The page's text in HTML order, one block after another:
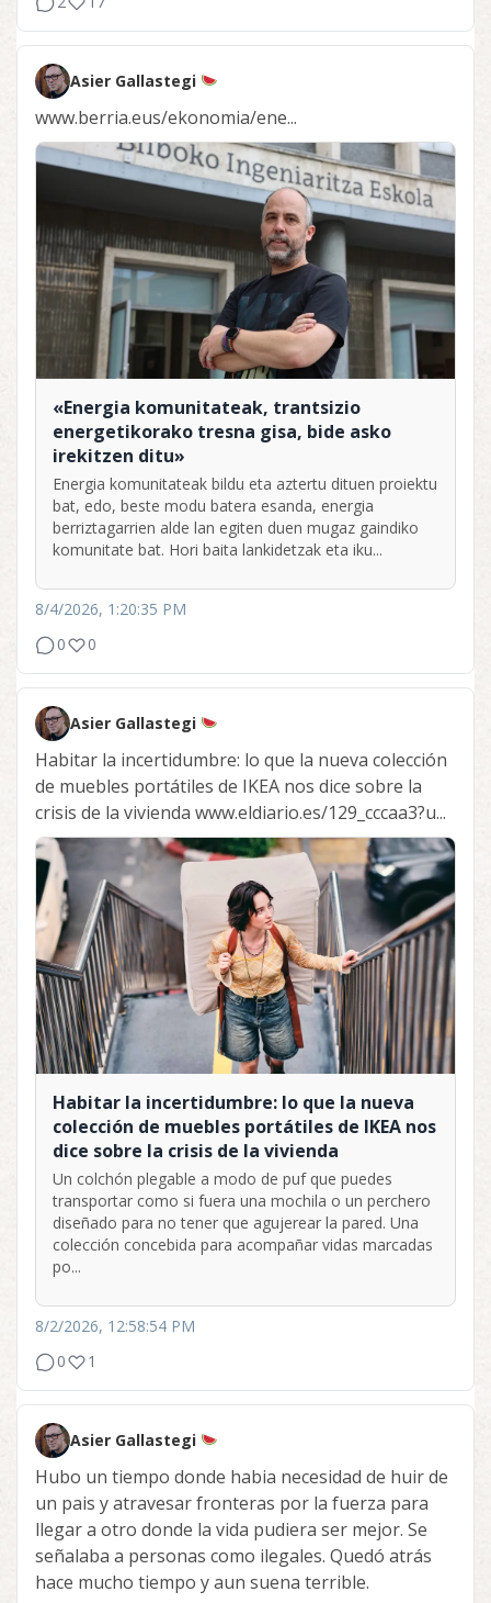
Asier Gallastegi
www.berria.eus/ekonomia/ene...
«Energia komunitateak, trantsizio
energetikorako tresna gisa, bide asko
irekitzen ditu»
Energia komunitateak bildu eta aztertu dituen proiektu
bat, edo, beste modu batera esanda, energia
berriztagarrien alde lan egiten duen mugaz gaindiko
komunitate bat. Hori baita lankidetzak eta iku...
8/4/2026, 1:20:35 PM
0
0
Asier Gallastegi
Habitar la incertidumbre: lo que la nueva colección
de muebles portátiles de IKEA nos dice sobre la
crisis de la vivienda www.eldiario.es/129_cccaa3?u...
Habitar la incertidumbre: lo que la nueva
colección de muebles portátiles de IKEA nos
dice sobre la crisis de la vivienda
Un colchón plegable a modo de puf que puedes
transportar como si fuera una mochila o un perchero
diseñado para no tener que agujerear la pared. Una
colección concebida para acompañar vidas marcadas
po...
8/2/2026, 12:58:54 PM
0
1
Asier Gallastegi
Hubo un tiempo donde habia necesidad de huir de
un pais y atravesar fronteras por la fuerza para
llegar a otro donde la vida pudiera ser mejor. Se
señalaba a personas como ilegales. Quedó atrás
hace mucho tiempo y aun suena terrible.